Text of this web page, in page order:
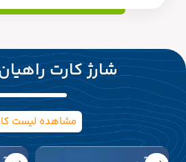
شارژ کارت
مشاهده لیست